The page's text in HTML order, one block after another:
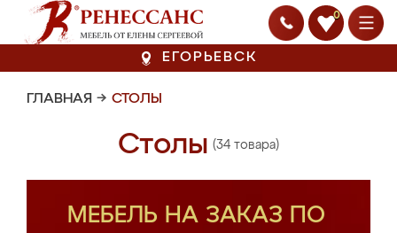
0
ЕГОРЬЕВСК
ГЛАВНАЯ → СТОЛЫ
Столы (34 товара)
МЕБЕЛЬ НА ЗАКАЗ ПО